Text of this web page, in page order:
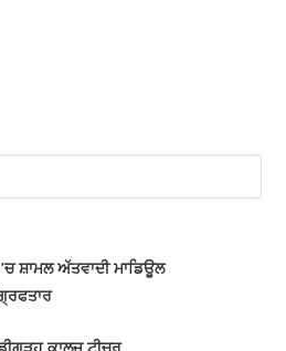
ਸ਼ਾਮਲ ਅੱਤਵਾਦੀ ਮਾਡਿਊਲ
ਕਾਲਜ ਟੀਚਰ